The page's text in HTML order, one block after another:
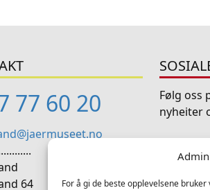
For å gi de beste opplevelsene
77 60 20
64
Følg oss
nyheiter